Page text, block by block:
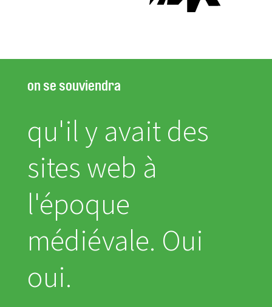
on se souviendra
qu'il y avait des
sites web à
l'époque
médiévale. Oui
oui.